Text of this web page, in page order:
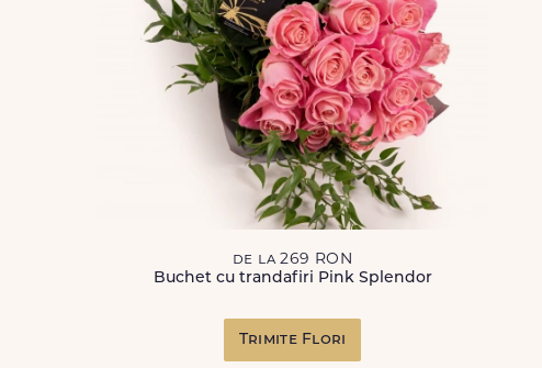
de la 269 RON
Buchet cu trandafiri Pink Splendor
Trimite Flori